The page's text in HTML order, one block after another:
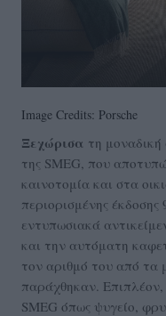
Image Credits: Porsche
Ξεχώρισα τη μοναδική
της SMEG, που
καινοτομία και στα
περιορισμένης
εντυπωσιακά
και την αυτόματη
τον αριθμό του από τα
παράχθηκαν. Επιπλέον,
SMEG όπως ψυγείο,